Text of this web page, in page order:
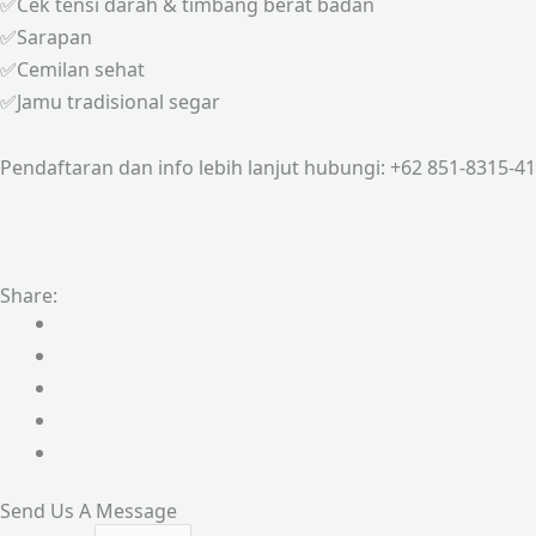
✅Sarapan
✅Cemilan sehat
✅Jamu tradisional segar
Pendaftaran dan info lebih lanjut hubungi: ‪+62
Share:
Send Us A Message